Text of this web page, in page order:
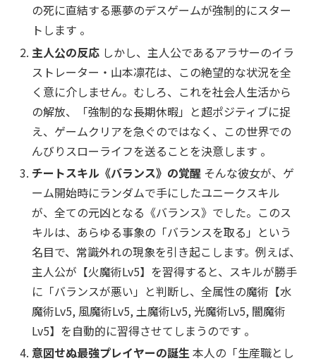
の死に直結する悪夢のデスゲームが強制的にスター
トします 。
主人公の反応 しかし、主人公であるアラサーのイラ
ストレーター・山本凛花は、この絶望的な状況を全
く意に介しません。むしろ、これを社会人生活から
の解放、「強制的な長期休暇」と超ポジティブに捉
え、ゲームクリアを急ぐのではなく、この世界での
んびりスローライフを送ることを決意します 。
チートスキル《バランス》の覚醒 そんな彼女が、ゲ
ーム開始時にランダムで手にしたユニークスキル
が、全ての元凶となる《バランス》でした。このス
キルは、あらゆる事象の「バランスを取る」という
名目で、常識外れの現象を引き起こします。例えば、
主人公が【火魔術Lv5】を習得すると、スキルが勝手
に「バランスが悪い」と判断し、全属性の魔術【水
魔術Lv5, 風魔術Lv5, 土魔術Lv5, 光魔術Lv5, 闇魔術
Lv5】を自動的に習得させてしまうのです 。
意図せぬ最強プレイヤーの誕生本人の「生産職とし